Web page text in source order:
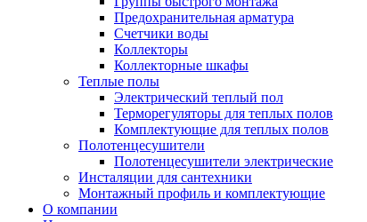
Предохранительная арматура
Счетчики воды
Коллекторы
Коллекторные шкафы
Теплые полы
Электрический теплый пол
Терморегуляторы для теплых полов
Комплектующие для теплых полов
Полотенцесушители
Полотенцесушители электрические
Инсталяции для сантехники
Монтажный профиль и комплектующие
О компании